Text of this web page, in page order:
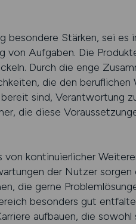
Stärken, sei es
von Aufgaben. Die
Durch die enge
die den beruflichen
sind, Verantwortung
die diese
kontinuierlicher
der Nutzer sorgen
die gerne
besonders gut
aufbauen, die sowohl